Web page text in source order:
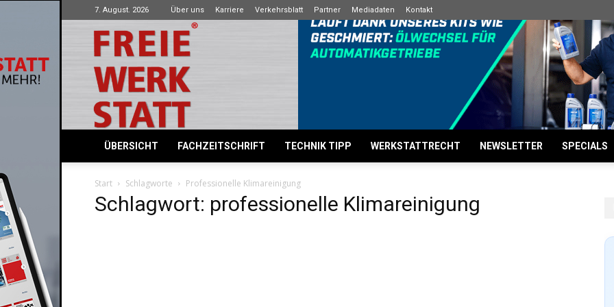
7. August. 2026 Über uns Karriere Verkehrsblatt Partner Mediadaten Kontakt
Freie
Werkstatt
ÜBERSICHT FACHZEITSCHRIFT TECHNIK TIPP WERKSTATTRECHT NEWSLETTER SPECIALS
Start Schlagworte Professionelle Klimareinigung
Schlagwort: professionelle Klimareinigung